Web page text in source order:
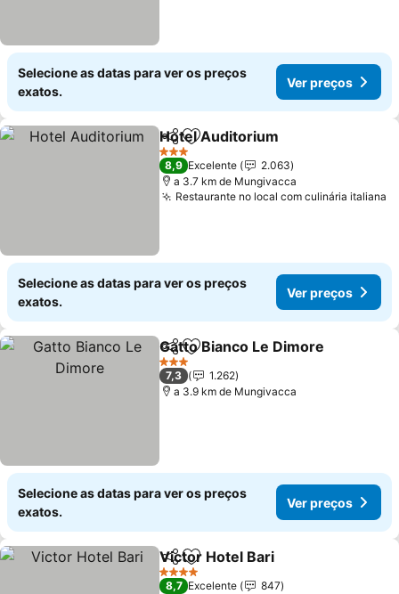
Selecione as datas para ver os preços
exatos.
Ver preços
PartilharAdicionar aos favoritos
Hotel Auditorium
3 Estrelas
8,9 Excelente
2.063
a 3.7 km de Mungivacca
Restaurante no local com culinária italiana
Selecione as datas para ver os preços
exatos.
Ver preços
PartilharAdicionar aos favoritos
Gatto Bianco Le Dimore
3 Estrelas
7,3
1.262
a 3.9 km de Mungivacca
Selecione as datas para ver os preços
exatos.
Ver preços
PartilharAdicionar aos favoritos
Victor Hotel Bari
4 Estrelas
8,7 Excelente
847